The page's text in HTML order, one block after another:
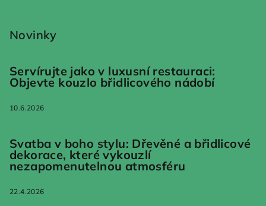
Novinky
Servírujte jako v luxusní restauraci:
Objevte kouzlo břidlicového nádobí
10.6.2026
Svatba v boho stylu: Dřevěné a břidlicové
dekorace, které vykouzlí
nezapomenutelnou atmosféru
22.4.2026